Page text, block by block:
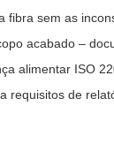
fibra sem as
acabado –
alimentar ISO
requisitos de